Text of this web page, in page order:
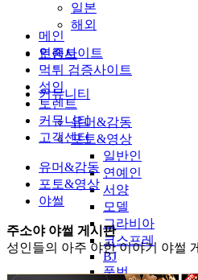
일본
해외
토렌트
커뮤니티
유머&감동
포토&영상
일반인
연예인
서양
모델
그라비아
코스프레
BJ
품번
메인
인증사이트
먹튀 검증사이트
성인
토렌트
커뮤니티
고객센터
유머&감동
포토&영상
야썰
주소야 야썰 게시판
성인들의 아주 야한 이야기 야썰